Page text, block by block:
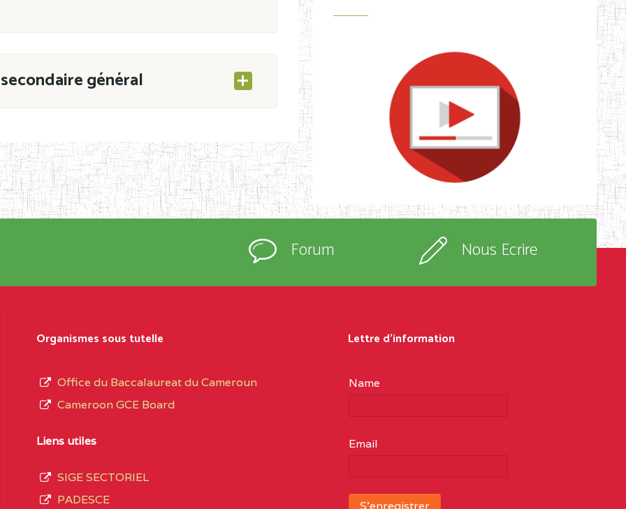
général
CAB du 21 mars 2011 portant ouverture
Secondaire et Normal (RNE),
immatriculés et inscrits au
à la connaissance du grand public.
et Arrondissement ; suivent les
et d’ouverture, le nom du fondateur
sous-système, le type d’enseignement
Généralau terme des opérations
Forum Nous Ecrire
Organismes sous tutelle
Office du Baccalaureat du Cameroun
Cameroon GCE Board
Liens utiles
SIGE SECTORIEL
PADESCE
Lettre d'information
Name
Email